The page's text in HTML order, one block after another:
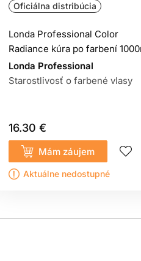
dôkladne opláchnite.
návod a dôsledne ho
Oficiálna distribúcia
Londa Professional Color
Radiance kúra po farbení
Londa Professional
Starostlivosť o farbené vlasy
16.30 €
Mám záujem
Aktuálne nedostupné